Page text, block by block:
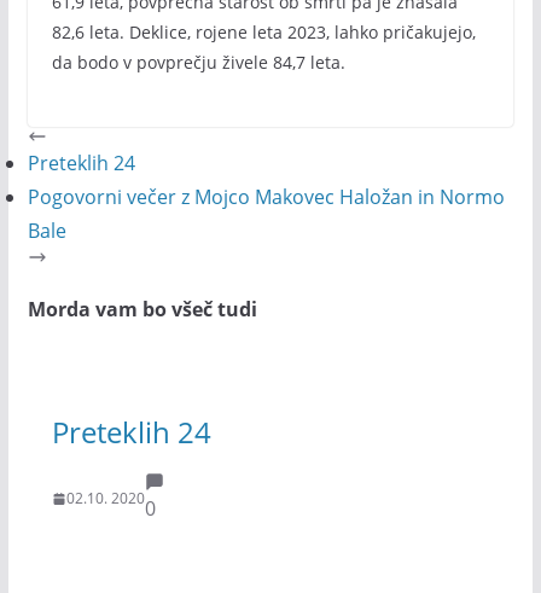
82,6 leta. Deklice, rojene leta 2023, lahko pričakujejo,
da bodo v povprečju živele 84,7 leta.
Preteklih 24
Pogovorni večer z Mojco Makovec Haložan in Normo
Bale
Morda vam bo všeč tudi
Preteklih 24
02.10. 20200